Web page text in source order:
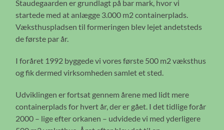
Staudegaarden er grundlagt på bar mark, hvor vi
startede med at anlægge 3.000 m2 containerplads.
Væksthuspladsen til formeringen blev lejet andetsteds
de første par år.
I foråret 1992 byggede vi vores første 500 m2 væksthus
og fik dermed virksomheden samlet et sted.
Udviklingen er fortsat gennem årene med lidt mere
containerplads for hvert år, der er gået. I det tidlige forår
2000 – lige efter orkanen – udvidede vi med yderligere